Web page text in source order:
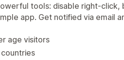
tools: disable right-
app. Get notified via email
age visitors